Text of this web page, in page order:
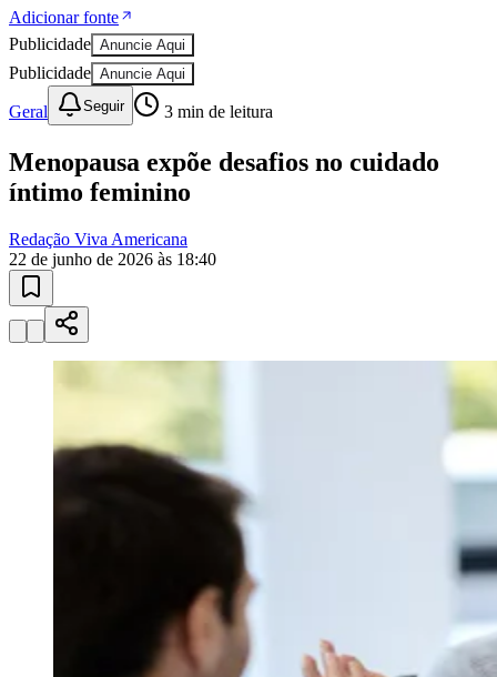
Juventude
Adicionar fonte
Publicidade Anuncie Aqui
Publicidade Anuncie Aqui
Geral Seguir 3 min de leitura
Menopausa expõe desafios no cuidado
íntimo feminino
Redação Viva Americana
22 de junho de 2026 às 18:40